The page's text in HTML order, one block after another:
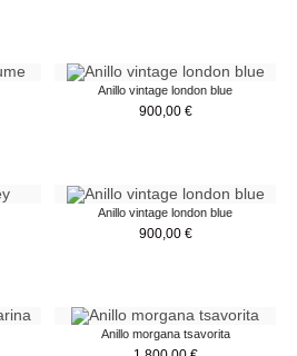
Anillo vintage london blue
900,00 €
Anillo vintage london blue
900,00 €
Anillo morgana tsavorita